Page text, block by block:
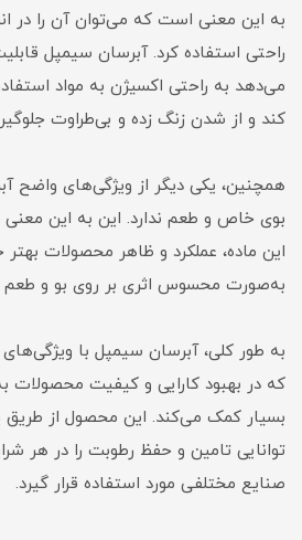
به این معنی است که می‌توان آن را در
راحتی استفاده کرد. آبرسان سیمپل
می‌دهد به راحتی اکسیژن به مواد
کند و از شدن زنگ زده و بی‌طراوت
همچنین، یکی دیگر از ویژگی‌های واضح
بوی خاص و طعم ندارد. این به این معنی
این ماده، عملکرد و ظاهر محصولات بهتر
به‌صورت محسوس اثری بر روی بو و طعم
به طور کلی، آبرسان سیمپل با
که در بهبود کارایی و کیفیت محصولات
بسیار کمک می‌کند. این محصول از طریق
توانایی تامین و حفظ رطوبت را در هر
صنایع مختلفی مورد استفاده قرار گیرد.